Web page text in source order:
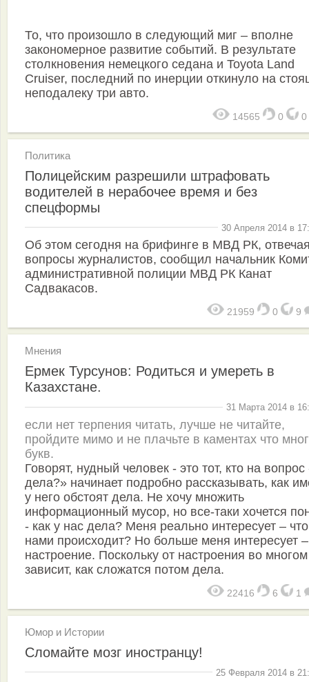
То, что произошло в следующий миг – вполне
закономерное развитие событий. В результате
столкновения немецкого седана и Toyota Land
Cruiser, последний по инерции откинуло на
неподалеку три авто.
14565 0 0
Политика
Полицейским разрешили штрафовать
водителей в нерабочее время и без
спецформы
30 Апреля 2014 в
Об этом сегодня на брифинге в МВД РК,
вопросы журналистов, сообщил начальник
административной полиции МВД РК Канат
Садвакасов.
21959 0 9
Мнения
Ермек Турсунов: Родиться и умереть в
Казахстане.
31 Марта 2014 в
если нет терпения читать, лучше не читайте,
пройдите мимо и не плачьте в каментах что
букв.
Говорят, нудный человек - это тот, кто на вопрос
дела?» начинает подробно рассказывать, как
у него обстоят дела. Не хочу множить
информационный мусор, но все-таки хочется
- как у нас дела? Меня реально интересует –
нами происходит? Но больше меня интересует –
настроение. Поскольку от настроения во многом
зависит, как сложатся потом дела.
22416 6 1
Юмор и Истории
Сломайте мозг иностранцу!
25 Февраля 2014 в